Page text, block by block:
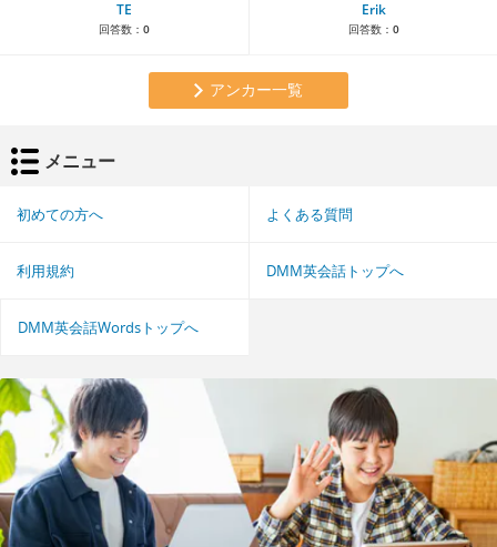
TE
回答数： 0
Erik
回答数： 0
アンカー一覧
メニュー
初めての方へ よくある質問
利用規約 DMM英会話トップへ
DMM英会話Wordsトップへ